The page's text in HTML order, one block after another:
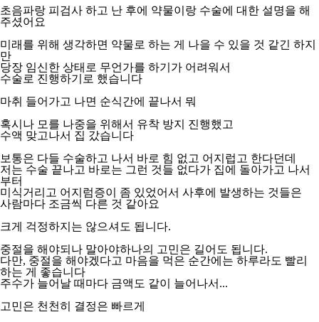
초음파랑 피검사 하고 난 후에 약물이랑 수술에 대한 설명을 해
주셨어요
미래를 위해 생각하면 약물로 하는 게 나을 수 있을 것 같긴 하지
만
당장 임신한 상태로 무언가를 하기가 어려워서
수술로 진행하기로 했습니다
마취 들어가고 나면 순식간에 끝나서 뭐
혹시나 모를 나중을 위해서 유착 방지 진행했고
수액 맞고나서 집 갔습니다
보통은 다들 수술하고 나서 바로 힘 없고 어지럽고 한다던데
저는 수술 끝나고 바로는 그런 것들 없다가 집에 돌아가고 나서
부터
미식거리고 어지럼증이 좀 있었어서 사후에 발생하는 것들은
사람마다 조금씩 다른 것 같아요
크게 걱정하지는 않으셔도 됩니다.
중절을 해야되나 말아야하나의 고민은 길어도 됩니다.
다만, 중절을 해야겠다고 마음을 먹은 순간에는 하루라도 빨리
하는 게 좋습니다
주수가 늘어날 때마다 금액도 같이 늘어나서...
고민은 천천히 결정은 빠르게